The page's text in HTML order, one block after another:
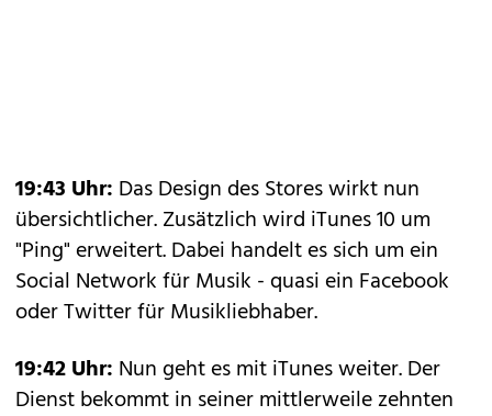
19:43 Uhr: Das Design des Stores wirkt nun
übersichtlicher. Zusätzlich wird iTunes 10 um
"Ping" erweitert. Dabei handelt es sich um ein
Social Network für Musik - quasi ein Facebook
oder Twitter für Musikliebhaber.
19:42 Uhr: Nun geht es mit iTunes weiter. Der
Dienst bekommt in seiner mittlerweile zehnten